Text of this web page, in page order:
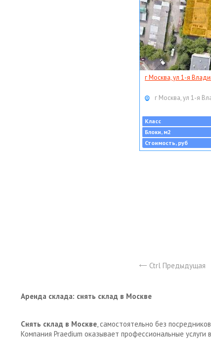
г Москва, ул 1-я
г Москва, ул 1-я
Класс
Блоки, м2
Стоимость, руб
Ctrl Предыдущая
Аренда склада: снять склад в Москве
Снять склад в Москве, самостоятельно без
Компания Praedium оказывает профессиональные